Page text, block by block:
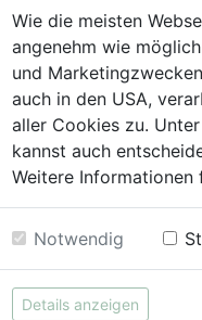
Wie die meisten
angenehm wie
und
auch in den USA,
aller Cookies zu.
kannst auch
Weitere Informationen
Notwendig
Details anzeigen